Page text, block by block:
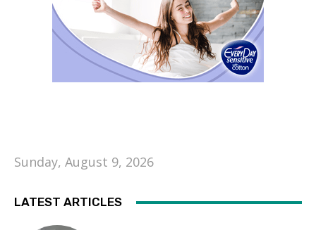
Sunday, August 9, 2026
LATEST ARTICLES